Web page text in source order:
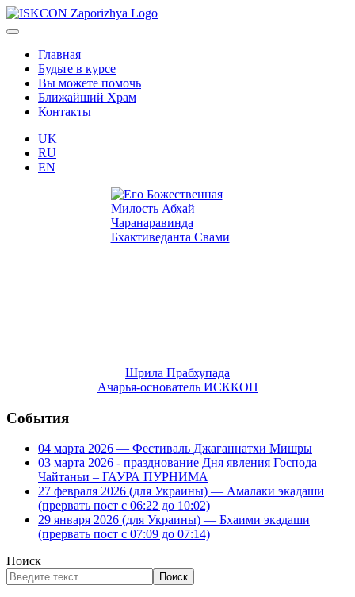
Главная
Будьте в курсе
Вы можете помочь
Ближайший Храм
Контакты
UK
RU
EN
Шрила Прабхупада
Ачарья-основатель ИСККОН
События
04 марта 2026 — Фестиваль Джаганнатхи Мишры
03 марта 2026 - празднование Дня явления Господа
Чайтаньи – ГАУРА ПУРНИМА
27 февраля 2026 (для Украины) — Амалаки экадаши
(прервать пост с 06:22 до 10:02)
29 января 2026 (для Украины) — Бхаими экадаши
(прервать пост с 07:09 до 07:14)
Поиск
Поиск